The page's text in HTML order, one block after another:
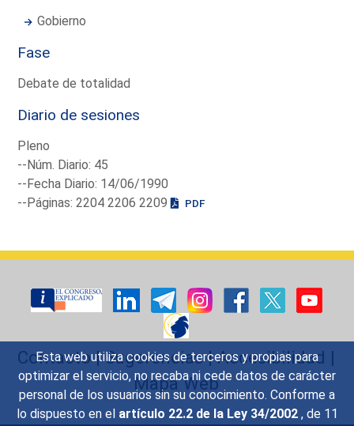
Esta web utiliza cookies de terceros y propias para
optimizar el servicio, no recaba ni cede datos de carácter
personal de los usuarios sin su conocimiento. Conforme a
lo dispuesto en el artículo 22.2 de la Ley 34/2002 , de 11
Gobierno
Fase
Debate de totalidad
Diario de sesiones
Pleno
--Núm. Diario: 45
--Fecha Diario: 14/06/1990
--Páginas: 2204 2206 2209
PDF
Contacto|Sugerencias|Accesibilidad |
Mapa Web